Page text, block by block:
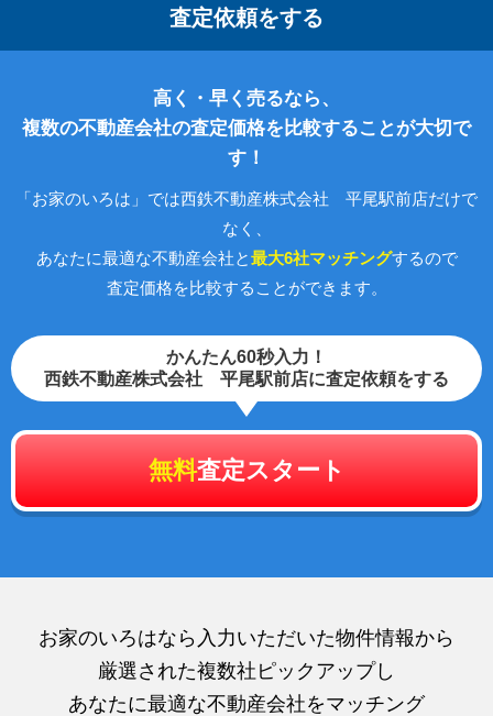
査定依頼をする
高く・早く売るなら、
複数の不動産会社の査定価格を比較することが大切で
す！
「お家のいろは」では西鉄不動産株式会社 平尾駅前店だけで
なく、
あなたに最適な不動産会社と最大6社マッチングするので
査定価格を比較することができます。
かんたん60秒入力！
西鉄不動産株式会社 平尾駅前店に査定依頼をする
無料査定スタート
お家のいろはなら入力いただいた物件情報から
厳選された複数社ピックアップし
あなたに最適な不動産会社をマッチング